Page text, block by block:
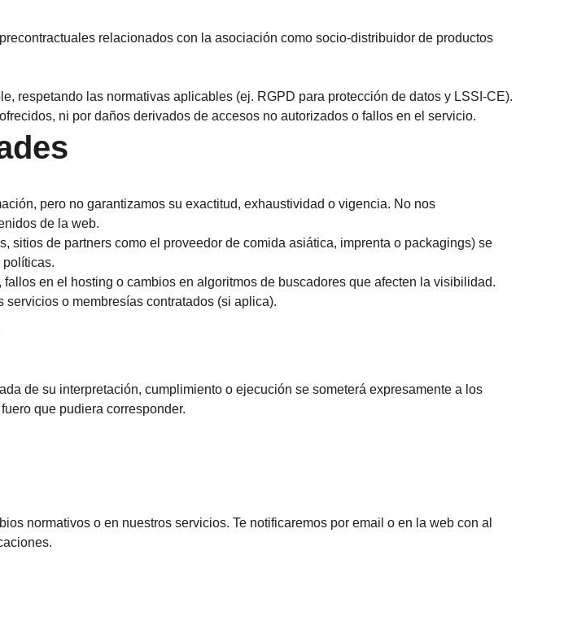
relacionados con la asociación como socio-distribuidor de productos
respetando las normativas aplicables (ej. RGPD para protección de datos y LSSI-CE).
ni por daños derivados de accesos no autorizados o fallos en el servicio.
pero no garantizamos su exactitud, exhaustividad o vigencia. No nos
de la web.
sitios de partners como el proveedor de comida asiática, imprenta o packagings) se
políticas.
en el hosting o cambios en algoritmos de buscadores que afecten la visibilidad.
o membresías contratados (si aplica).
de su interpretación, cumplimiento o ejecución se someterá expresamente a los
que pudiera corresponder.
normativos o en nuestros servicios. Te notificaremos por email o en la web con al